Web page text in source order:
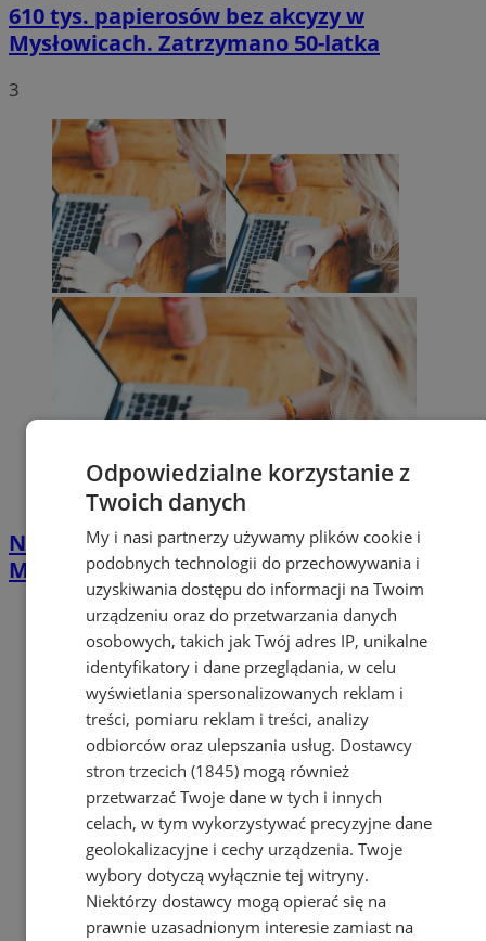
610 tys. papierosów bez akcyzy w
Mysłowicach. Zatrzymano 50-latka
3
Nawet 42 tys. zł na własną firmę w
Mysłowicach. PUP rusza z naborem
Odpowiedzialne korzystanie z
Twoich danych
My i nasi partnerzy używamy plików cookie i
podobnych technologii do przechowywania i
uzyskiwania dostępu do informacji na Twoim
urządzeniu oraz do przetwarzania danych
osobowych, takich jak Twój adres IP, unikalne
identyfikatory i dane przeglądania, w celu
wyświetlania spersonalizowanych reklam i
treści, pomiaru reklam i treści, analizy
odbiorców oraz ulepszania usług. Dostawcy
stron trzecich (1845) mogą również
przetwarzać Twoje dane w tych i innych
celach, w tym wykorzystywać precyzyjne dane
geolokalizacyjne i cechy urządzenia. Twoje
wybory dotyczą wyłącznie tej witryny.
Niektórzy dostawcy mogą opierać się na
prawnie uzasadnionym interesie zamiast na